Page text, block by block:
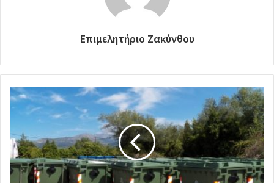
Επιμελητήριο Ζακύνθου